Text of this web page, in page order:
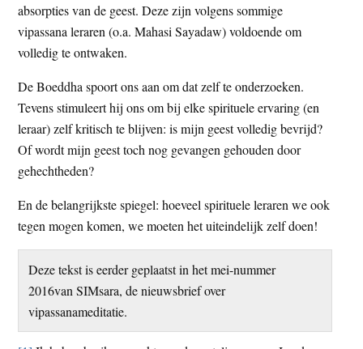
absorpties van de geest. Deze zijn volgens sommige
vipassana leraren (o.a. Mahasi Sayadaw) voldoende om
volledig te ontwaken.
De Boeddha spoort ons aan om dat zelf te onderzoeken.
Tevens stimuleert hij ons om bij elke spirituele ervaring (en
leraar) zelf kritisch te blijven: is mijn geest volledig bevrijd?
Of wordt mijn geest toch nog gevangen gehouden door
gehechtheden?
En de belangrijkste spiegel: hoeveel spirituele leraren we ook
tegen mogen komen, we moeten het uiteindelijk zelf doen!
Deze tekst is eerder geplaatst in het mei-nummer
2016van SIMsara, de nieuwsbrief over
vipassanameditatie.